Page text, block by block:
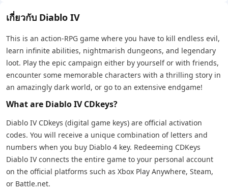
เกี่ยวกับ Diablo IV
This is an action-RPG game where you have to kill endless evil,
learn infinite abilities, nightmarish dungeons, and legendary
loot. Play the epic campaign either by yourself or with friends,
encounter some memorable characters with a thrilling story in
an amazingly dark world, or go to an extensive endgame!
What are Diablo IV CDkeys?
Diablo IV CDkeys (digital game keys) are official activation
codes. You will receive a unique combination of letters and
numbers when you buy Diablo 4 key. Redeeming CDKeys
Diablo IV connects the entire game to your personal account
on the official platforms such as Xbox Play Anywhere, Steam,
or Battle.net.